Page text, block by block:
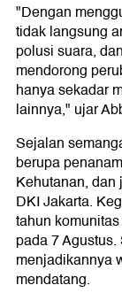
"Dengan
tidak langsung
polusi suara,
mendorong
hanya sekadar
lainnya," ujar
Sejalan
berupa
Kehutanan,
DKI Jakarta.
tahun
pada 7
menjadikannya
mendatang.